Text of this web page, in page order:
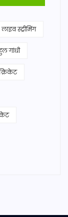
लाइव स्ट्रीमिंग
गांधी